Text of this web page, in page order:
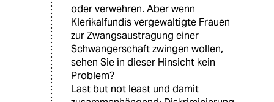
oder verwehren. Aber wenn
Klerikalfundis vergewaltigte Frauen
zur Zwangsaustragung einer
Schwangerschaft zwingen wollen,
sehen Sie in dieser Hinsicht kein
Problem?
Last but not least und damit